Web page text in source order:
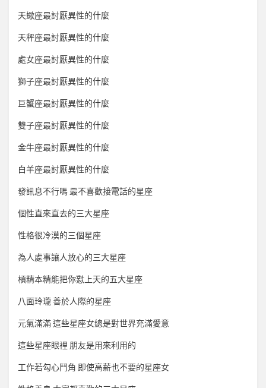
天蠍座最討厭異性的什麼
天秤座最討厭異性的什麼
處女座最討厭異性的什麼
獅子座最討厭異性的什麼
巨蟹座最討厭異性的什麼
雙子座最討厭異性的什麼
金牛座最討厭異性的什麼
白羊座最討厭異性的什麼
發訊息不行嗎 最不喜歡接電話的星座
個性直來直去的三大星座
性格很冷漠的三個星座
為人處事讓人放心的三大星座
槓精本精能把你懟上天的五大星座
八面玲瓏 善於人際的星座
元氣滿滿 這些星座女總是對世界充滿愛意
這些星座眼裡 朋友是用來利用的
工作若勾心鬥角 即使高薪也不要的星座女